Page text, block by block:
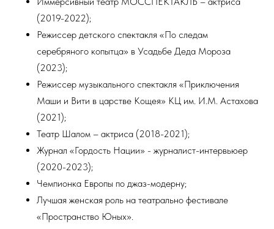
(2019-2022);
Режиссер детского спектакля «По следам
серебряного копытца» в Усадьбе Деда Мороза
(2023);
Режиссер музыкального спектакля «Приключения
Маши и Вити в царстве Кощея» КЦ им. И.М. Астахова
(2021);
Театр Шалом – актриса (2018-2021);
Журнал «Гордость Нации» - журналист-интервьюер
(2020-2023);
Чемпионка Европы по джаз-модерну;
Лучшая женская роль на театрально фестивале
«Пространство Юных».